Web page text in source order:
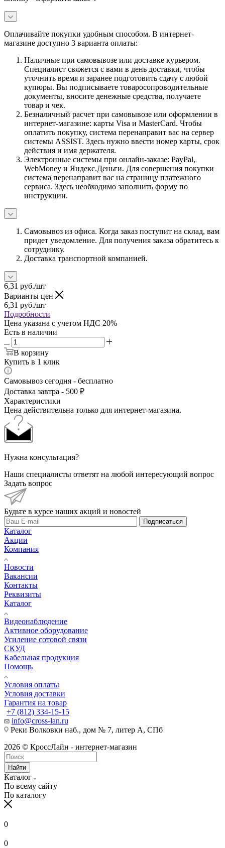
Оплачивайте покупки удобным способом. В интернет-
магазине доступно 3 варианта оплаты:
Наличные при самовывозе или доставке курьером.
Специалист свяжется с вами в день доставки, чтобы
уточнить время и заранее подготовить сдачу с любой
купюры. Вы подписываете товаросопроводительные
документы, вносите денежные средства, получаете
товар и чек.
Безналичный расчет при самовывозе или оформлении в
интернет-магазине: карты Visa и MasterCard. Чтобы
оплатить покупку, система перенаправит вас на сервер
системы ASSIST. Здесь нужно ввести номер карты, срок
действия и имя держателя.
Электронные системы при онлайн-заказе: PayPal,
WebMoney и Яндекс.Деньги. Для совершения покупки
система перенаправит вас на страницу платежного
сервиса. Здесь необходимо заполнить форму по
инструкции.
Самовывоз из офиса. Когда заказ поступит на склад, вам
придет уведомление. Для получения заказа обратитесь к
сотруднику.
Доставка транспортной компанией.
6,31 руб./шт
Варианты цен
6,31 руб./шт
Подробности
Цена указана с учетом НДС 20%
Есть в наличии
В корзину
Купить в 1 клик
Самовывоз сегодня - бесплатно
Доставка завтра - 500 ₽
Характеристики
Цена действительна только для интернет-магазина.
Нужна консультация?
Наши специалисты ответят на любой интересующий вопрос
Задать вопрос
Будьте в курсе наших акций и новостей
Подписаться
Каталог
Акции
Компания
Новости
Вакансии
Контакты
Реквизиты
Каталог
Видеонаблюдение
Активное оборудование
Усиление сотовой связи
СКУД
Кабельная продукция
Помощь
Условия оплаты
Условия доставки
Гарантия на товар
+7 (812) 334-15-15
info@cross-lan.ru
Реки Волковки наб., дом № 7, литер А, СПб
2026 © КроссЛайн - интернет-магазин
Найти
Каталог
По всему сайту
По каталогу
0
0